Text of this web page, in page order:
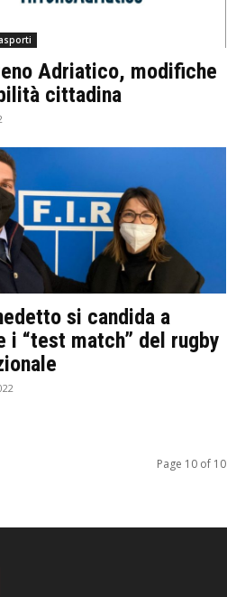
Adriatico, modifiche
cittadina
si candida a
i “test match” del rugby
Page 10 of 10